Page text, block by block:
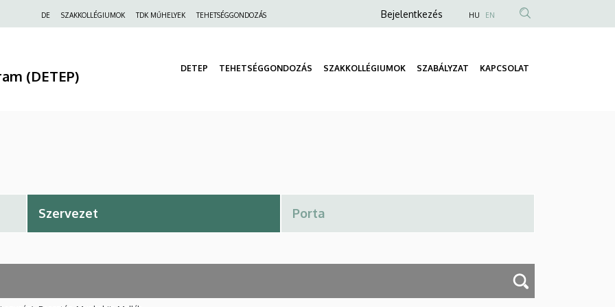
Felső
DE SZAKKOLLÉGIUMOK TDK MŰHELYEK TEHETSÉGGONDOZÁS
Anonim
menüje
Bejelentkezés HU EN
(DETEP) DETEP TEHETSÉGGONDOZÁS SZAKKOLLÉGIUMOK SZABÁLYZAT KAPCSOLAT